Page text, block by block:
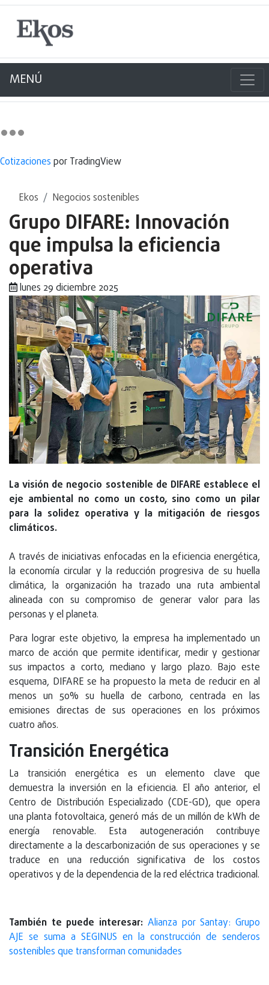
MENÚ
Cotizaciones por TradingView
Ekos Negocios sostenibles
Grupo DIFARE: Innovación
que impulsa la eficiencia
operativa
lunes 29 diciembre 2025
La visión de negocio sostenible de DIFARE establece el
eje ambiental no como un costo, sino como un pilar
para la solidez operativa y la mitigación de riesgos
climáticos.
A través de iniciativas enfocadas en la eficiencia energética,
la economía circular y la reducción progresiva de su huella
climática, la organización ha trazado una ruta ambiental
alineada con su compromiso de generar valor para las
personas y el planeta.
Para lograr este objetivo, la empresa ha implementado un
marco de acción que permite identificar, medir y gestionar
sus impactos a corto, mediano y largo plazo. Bajo este
esquema, DIFARE se ha propuesto la meta de reducir en al
menos un 50% su huella de carbono, centrada en las
emisiones directas de sus operaciones en los próximos
cuatro años.
Transición Energética
La transición energética es un elemento clave que
demuestra la inversión en la eficiencia. El año anterior, el
Centro de Distribución Especializado (CDE-GD), que opera
una planta fotovoltaica, generó más de un millón de kWh de
energía renovable. Esta autogeneración contribuye
directamente a la descarbonización de sus operaciones y se
traduce en una reducción significativa de los costos
operativos y de la dependencia de la red eléctrica tradicional.
También te puede interesar: Alianza por Santay: Grupo
AJE se suma a SEGINUS en la construcción de senderos
sostenibles que transforman comunidades